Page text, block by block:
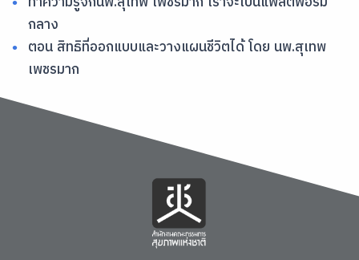
กลาง
ตอน สิทธิที่ออกแบบและวางแผนชีวิตได้ โดย นพ.สุเทพ
เพชรมาก